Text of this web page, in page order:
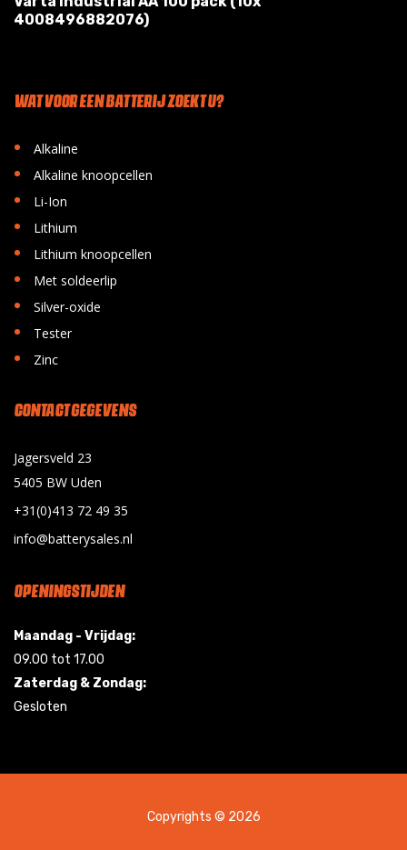
4008496882076)
WAT VOOR EEN BATTERIJ ZOEKT U?
• Alkaline
• Alkaline knoopcellen
• Li-Ion
• Lithium
• Lithium knoopcellen
• Met soldeerlip
• Silver-oxide
• Tester
• Zinc
CONTACT GEGEVENS
Jagersveld 23
5405 BW Uden
+31(0)413 72 49 35
info@batterysales.nl
OPENINGSTIJDEN
Maandag - Vrijdag:
09.00 tot 17.00
Zaterdag & Zondag:
Gesloten
Copyrights © 2026